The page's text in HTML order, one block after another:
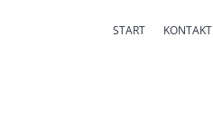
START KONTAKT